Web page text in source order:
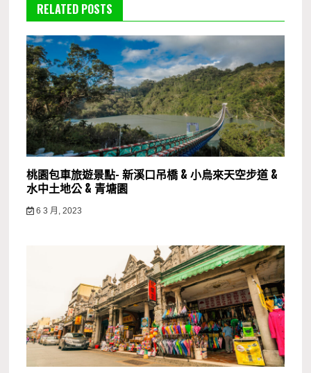
RELATED POSTS
桃園包車旅遊景點- 新溪口吊橋 & 小烏來天空步道 &
水中土地公 & 青塘園
6 3 月, 2023